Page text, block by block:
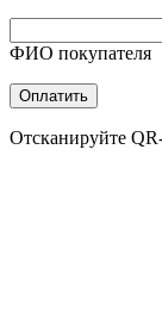
ФИО покупателя
Оплатить
Отсканируйте